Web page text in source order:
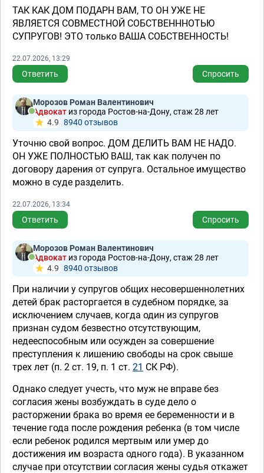
ТАК КАК ДОМ ПОДАРН ВАМ, ТО ОН УЖЕ НЕ
ЯВЛЯЕТСЯ СОВМЕСТНОЙ СОБСТВЕНННОТЬЮ
СУПРУГОВ! ЭТО только ВАША СОБСТВЕННОСТЬ!
22.07.2026, 13:29
Ответить Спросить
Морозов Роман Валентинович
Адвокат из города Ростов-на-Дону, стаж 28 лет
4.9 8940 отзывов
Уточню свой вопрос. ДОМ ДЕЛИТЬ ВАМ НЕ НАДО.
ОН УЖЕ ПОЛНОСТЬЮ ВАШ, так как получен по
договору дарения от супруга. Остальное имущество
можно в суде разделить.
22.07.2026, 13:34
Ответить Спросить
Морозов Роман Валентинович
Адвокат из города Ростов-на-Дону, стаж 28 лет
4.9 8940 отзывов
При наличии у супругов общих несовершеннолетних
детей брак расторгается в судебном порядке, за
исключением случаев, когда один из супругов
признан судом безвестно отсутствующим,
недееспособным или осужден за совершение
преступления к лишению свободы на срок свыше
трех лет (п. 2 ст. 19, п. 1 ст. 21 СК РФ).
Однако следует учесть, что муж не вправе без
согласия жены возбуждать в суде дело о
расторжении брака во время ее беременности и в
течение года после рождения ребенка (в том числе
если ребенок родился мертвым или умер до
достижения им возраста одного года). В указанном
случае при отсутствии согласия жены судья откажет